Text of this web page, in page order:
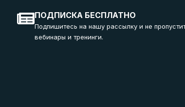
ПОДПИСКА БЕСПЛАТНО
Подпишитесь на нашу рассылку и не
вебинары и тренинги.